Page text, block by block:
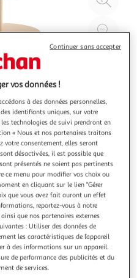
à
Illustration
suivante
ocari 25cm ocre
: D. 25,5 x H. 23,5 cm
& Esthétique Plateau à 2
soi-même Poids : 1,36 kg
prix de ce produit ?
vos données !
à des données personnelles,
identifiants uniques, sur votre
les technologies de suivi prendront en
« Nous et nos partenaires traitons
votre consentement, elles seront
désactivées, il est possible que
présentés ne soient pas pertinents
ce menu pour modifier vos choix ou
en cliquant sur le lien "Gérer
que vous avez fait auront un effet
reportez-vous à notre
que nos partenaires externes
: Utiliser des données de
les caractéristiques de l’appareil
à des informations sur un appareil.
de performance des publicités et du
de services.
Continuer sans accepter